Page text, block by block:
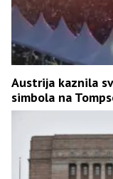
Austrija kaznila
simbola na